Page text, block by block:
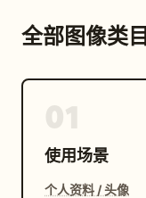
全部图像类目
使用场景
个人资料 / 头像